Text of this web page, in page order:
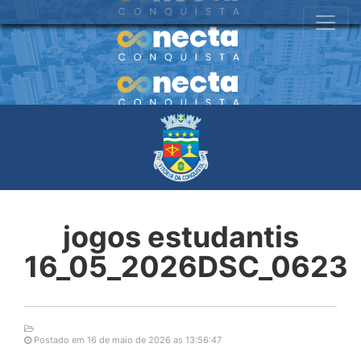
jogos estudantis
16_05_2026DSC_0623
Postado em 16 de maio de 2026 as 13:56:47